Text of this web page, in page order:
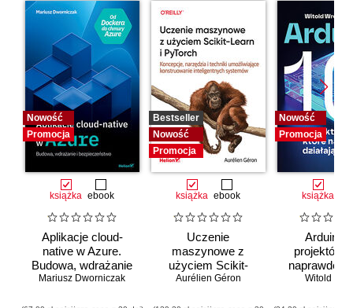
Nowość
Promocja
książka ebook
Aplikacje cloud-
native w Azure.
Budowa, wdrażanie
i bezpieczeństwo
Mariusz Dworniczak
Bestseller
Nowość
Promocja
książka ebook
Uczenie
maszynowe z
użyciem Scikit-
Learn i PyTorch.
Aurélien Géron
Nowość
Promocja
książka
Arduino.
projektów,
naprawdę
Witold